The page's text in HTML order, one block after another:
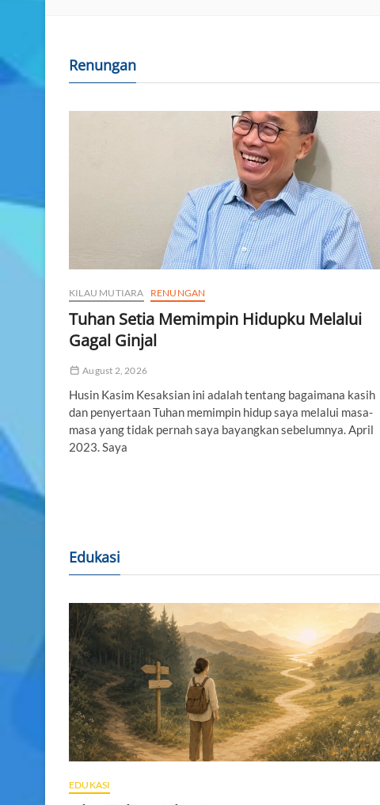
Renungan
KILAU MUTIARA RENUNGAN
Tuhan Setia Memimpin Hidupku Melalui
Gagal Ginjal
August 2, 2026
Husin Kasim Kesaksian ini adalah tentang bagaimana kasih
dan penyertaan Tuhan memimpin hidup saya melalui masa-
masa yang tidak pernah saya bayangkan sebelumnya. April
2023. Saya
Edukasi
EDUKASI